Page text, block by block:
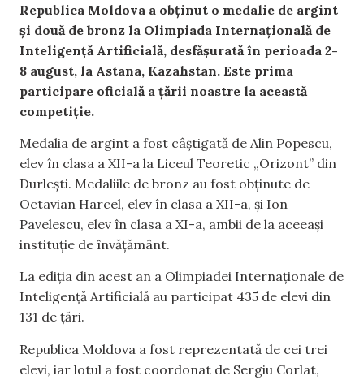
Republica Moldova a obținut o medalie de argint
și două de bronz la Olimpiada Internațională de
Inteligență Artificială, desfășurată în perioada 2-
8 august, la Astana, Kazahstan. Este prima
participare oficială a țării noastre la această
competiție.
Medalia de argint a fost câștigată de Alin Popescu,
elev în clasa a XII-a la Liceul Teoretic „Orizont” din
Durlești. Medaliile de bronz au fost obținute de
Octavian Harcel, elev în clasa a XII-a, și Ion
Pavelescu, elev în clasa a XI-a, ambii de la aceeași
instituție de învățământ.
La ediția din acest an a Olimpiadei Internaționale de
Inteligență Artificială au participat 435 de elevi din
131 de țări.
Republica Moldova a fost reprezentată de cei trei
elevi, iar lotul a fost coordonat de Sergiu Corlat,